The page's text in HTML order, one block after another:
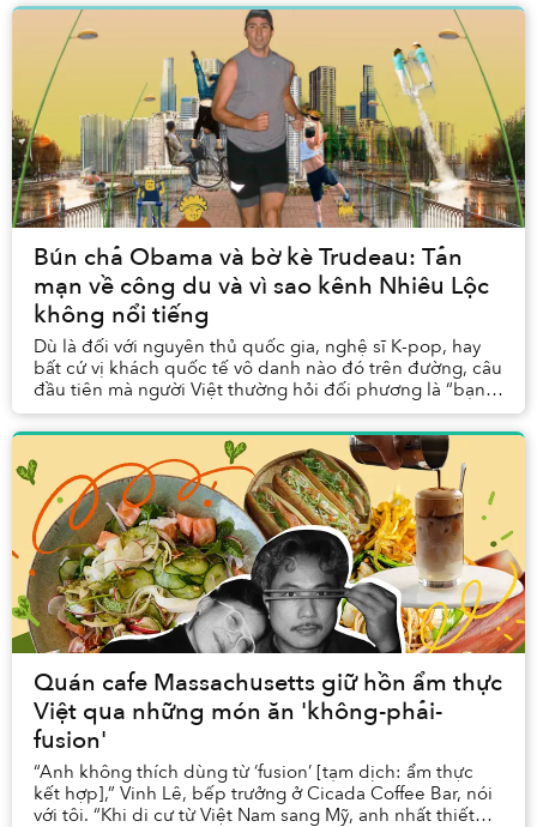
Bún chả Obama và bờ kè Trudeau: Tản
mạn về công du và vì sao kênh Nhiêu Lộc
không nổi tiếng
Dù là đối với nguyên thủ quốc gia, nghệ sĩ K-pop, hay
bất cứ vị khách quốc tế vô danh nào đó trên đường, câu
đầu tiên mà người Việt thường hỏi đối phương là “bạn
thích món ăn Việt nào nhất?” Đủ thấy r...
Quán cafe Massachusetts giữ hồn ẩm thực
Việt qua những món ăn 'không-phải-
fusion'
“Anh không thích dùng từ ‘fusion’ [tạm dịch: ẩm thực
kết hợp],” Vinh Lê, bếp trưởng ở Cicada Coffee Bar, nói
với tôi. “Khi di cư từ Việt Nam sang Mỹ, anh nhất thiết